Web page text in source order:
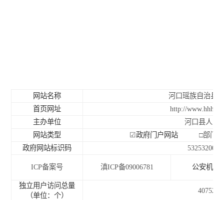
网站名称
河口瑶族自治县
首页网址
http://
主办单位
河口县人民
网站类型
☑政府门户网站□部
政府网站标识码
5325320002
ICP备案号 滇ICP备09006781 公安机关
独立用户访问总量
（单位：个）
40752